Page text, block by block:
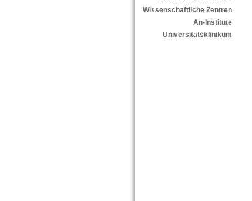
Wissenschaftliche Zentren
An-Institute
Universitätsklinikum